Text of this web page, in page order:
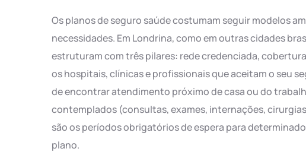
Os planos de seguro saúde costumam seguir modelos
necessidades. Em Londrina, como em outras cidades
estruturam com três pilares: rede credenciada,
os hospitais, clínicas e profissionais que aceitam o seu
de encontrar atendimento próximo de casa ou do
contemplados (consultas, exames, internações,
são os períodos obrigatórios de espera para
plano.